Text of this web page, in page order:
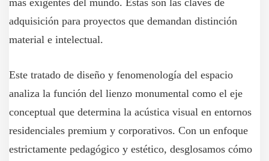
más exigentes del mundo. Estas son las claves de
adquisición para proyectos que demandan distinción
material e intelectual.
Este tratado de diseño y fenomenología del espacio
analiza la función del lienzo monumental como el eje
conceptual que determina la acústica visual en entornos
residenciales premium y corporativos. Con un enfoque
estrictamente pedagógico y estético, desglosamos cómo